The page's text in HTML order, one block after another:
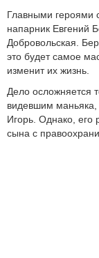
Главными героями
напарник Евгений
Добровольская.
это будет самое
изменит их жизнь.
Дело осложняется
видевшим
Игорь. Однако, его
сына с